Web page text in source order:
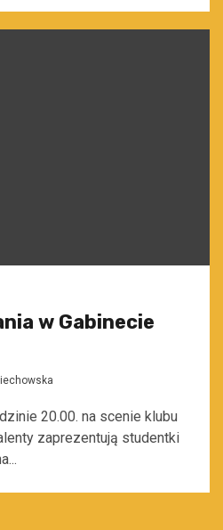
w Gabinecie
20.00. na scenie klubu
zaprezentują studentki